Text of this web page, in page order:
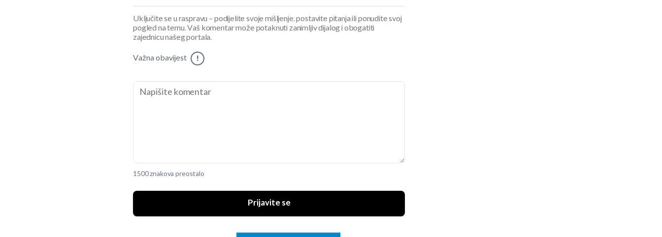
Uključite se u raspravu – podijelite svoje mišljenje, postavite pitanja ili ponudite svoj
pogled na temu. Vaš komentar može potaknuti zanimljiv dijalog i obogatiti
zajednicu našeg portala.
Važna obavijest !
1500 znakova preostalo
Prijavite se